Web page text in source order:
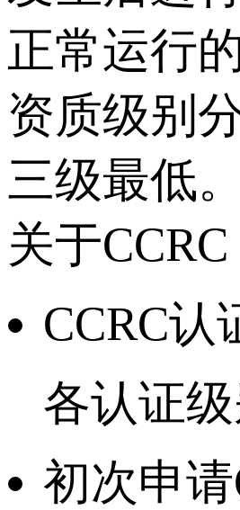
正常运行
资质级别
三级最低。
关于
CCRC认
各认证
初次申